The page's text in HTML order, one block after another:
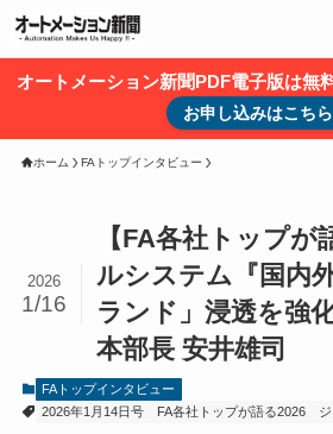
オートメーション新聞PDF電子版は無
お申し込みはこち
ホーム FAトップインタビュー
【FA各社トップが
ルシステム『国内
ランド」浸透を強
本部長 安井雄司
2026
1/16
FAトップインタビュー
2026年1月14日号
FA各社トップが語る2026